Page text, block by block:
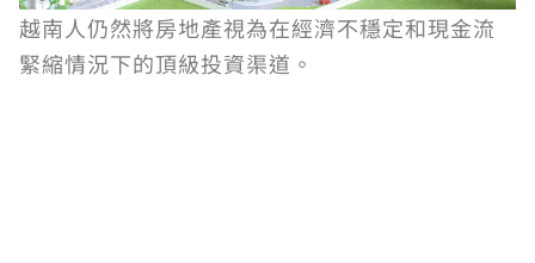
越南人仍然將房地產視為在經濟不穩定和現金流
緊縮情況下的頂級投資渠道。